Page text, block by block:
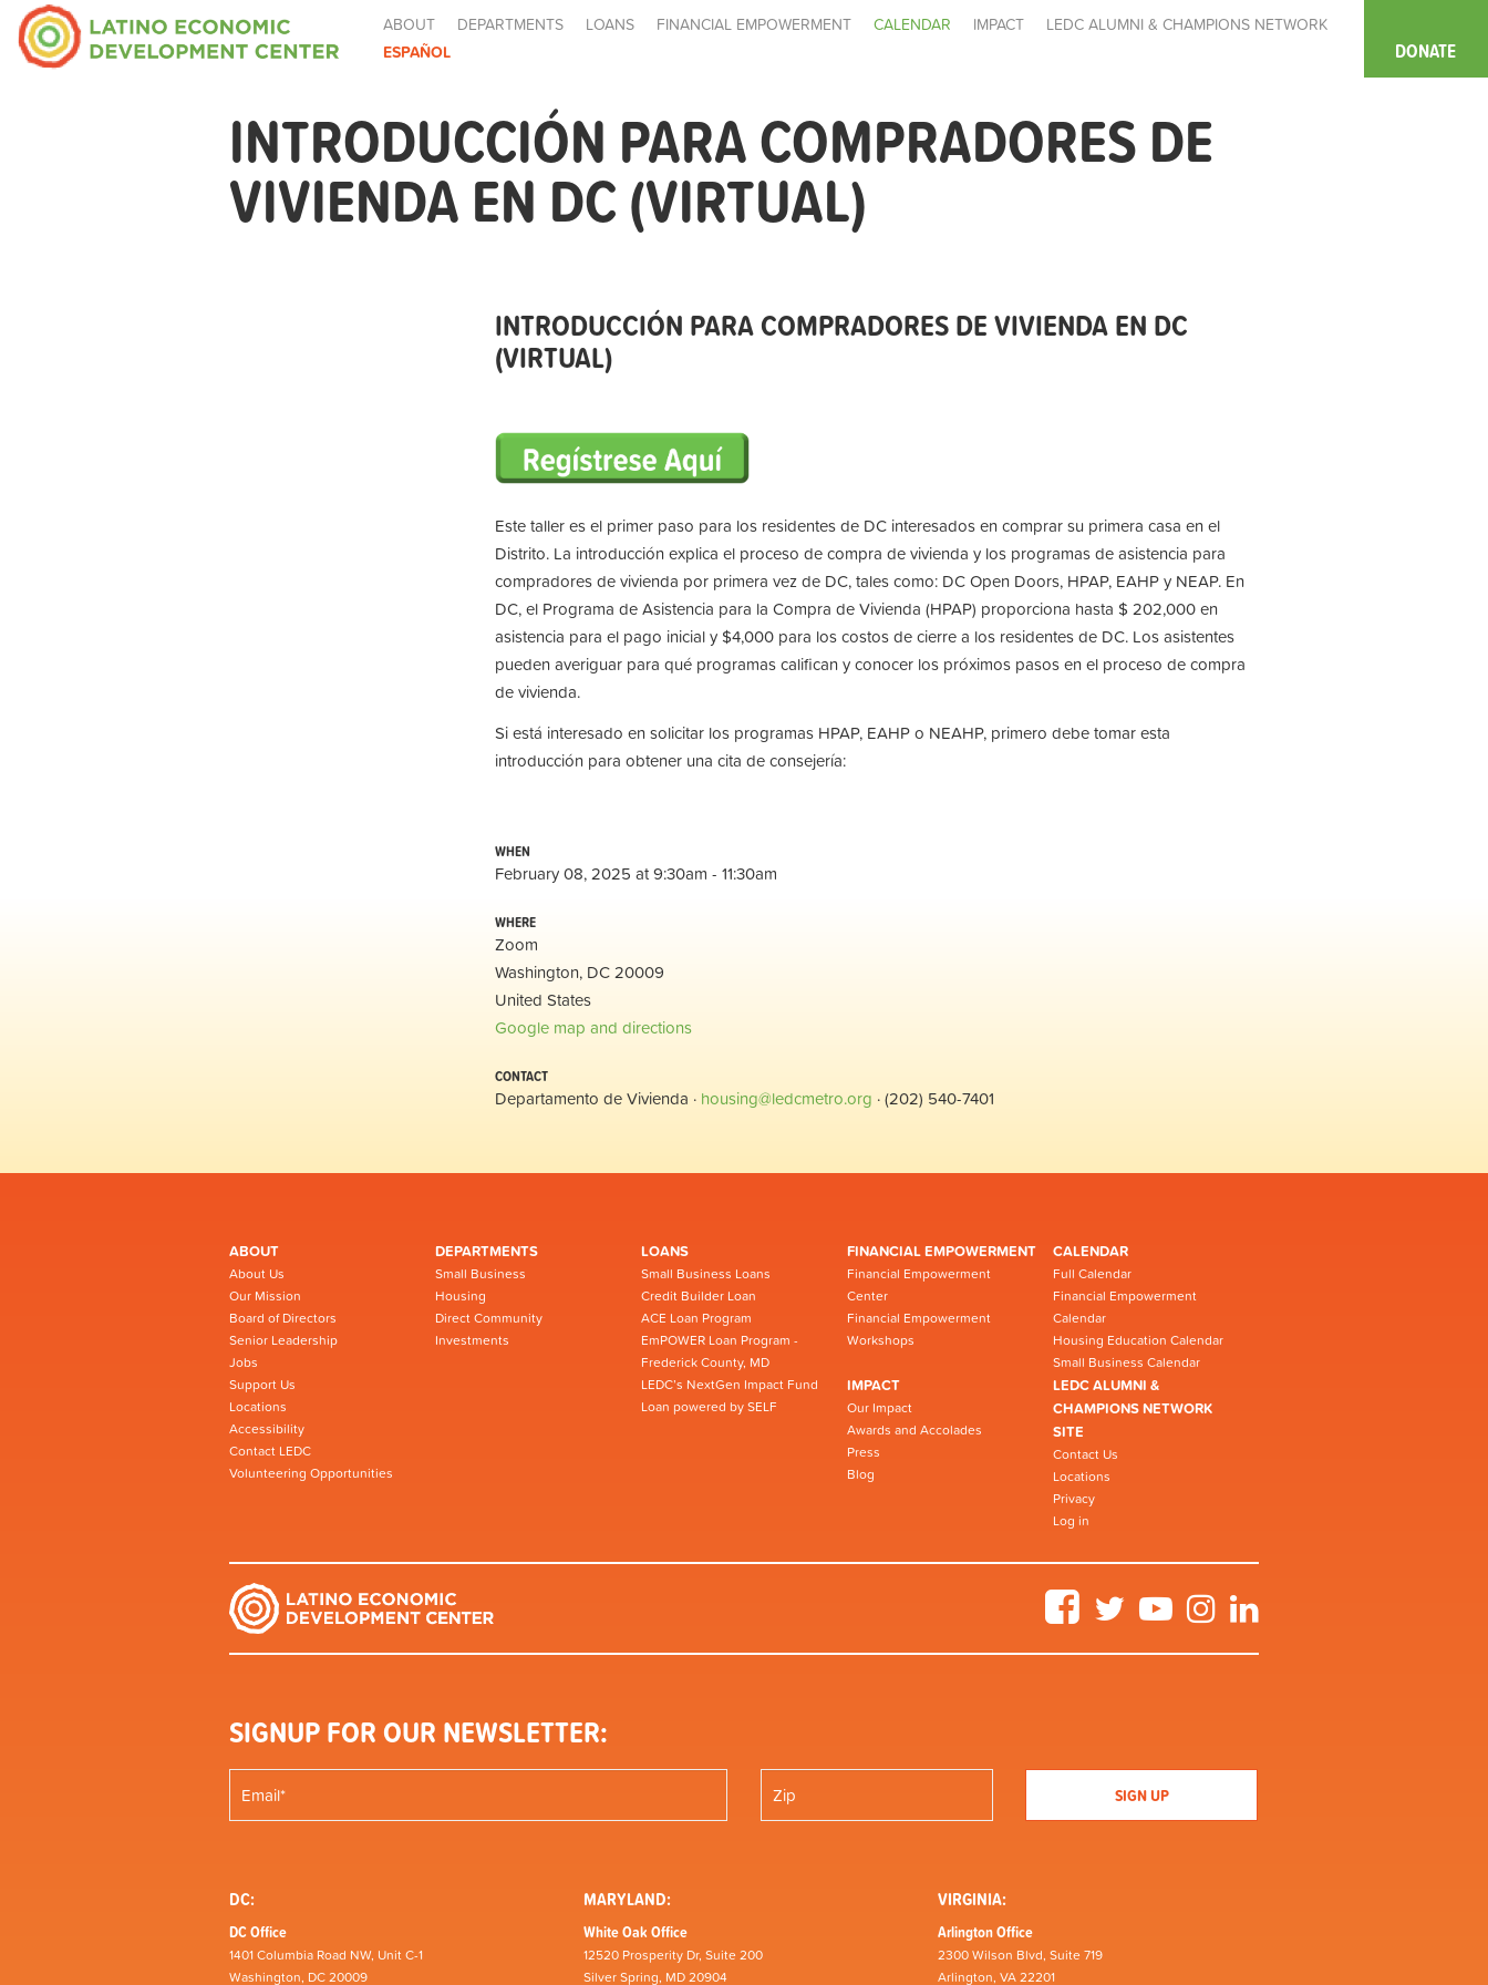
ABOUT DEPARTMENTS LOANS FINANCIAL EMPOWERMENT CALENDAR IMPACT
LEDC ALUMNI & CHAMPIONS NETWORK
ESPAÑOL
DONATE
INTRODUCCIÓN PARA COMPRADORES DE
VIVIENDA EN DC (VIRTUAL)
INTRODUCCIÓN PARA COMPRADORES DE VIVIENDA EN DC
(VIRTUAL)
Este taller es el primer paso para los residentes de DC interesados ​​en comprar su primera casa en el
Distrito. La introducción explica el proceso de compra de vivienda y los programas de asistencia para
compradores de vivienda por primera vez de DC, tales como: DC Open Doors, HPAP, EAHP y NEAP. En
DC, el Programa de Asistencia para la Compra de Vivienda (HPAP) proporciona hasta $ 202,000 en
asistencia para el pago inicial y $4,000 para los costos de cierre a los residentes de DC. Los asistentes
pueden averiguar para qué programas califican y conocer los próximos pasos en el proceso de compra
de vivienda.
Si está interesado en solicitar los programas HPAP, EAHP o NEAHP, primero debe tomar esta
introducción para obtener una cita de consejería:
WHEN
February 08, 2025 at 9:30am - 11:30am
WHERE
Zoom
Washington, DC 20009
United States
Google map and directions
CONTACT
Departamento de Vivienda · housing@ledcmetro.org · (202) 540-7401
ABOUT
About Us
Our Mission
Board of Directors
Senior Leadership
Jobs
Support Us
Locations
Accessibility
Contact LEDC
Volunteering Opportunities
DEPARTMENTS
Small Business
Housing
Direct Community
Investments
LOANS
Small Business Loans
Credit Builder Loan
ACE Loan Program
EmPOWER Loan Program -
Frederick County, MD
LEDC’s NextGen Impact Fund
Loan powered by SELF
FINANCIAL EMPOWERMENT
Financial Empowerment
Center
Financial Empowerment
Workshops
CALENDAR
Full Calendar
Financial Empowerment
Calendar
Housing Education Calendar
Small Business Calendar
IMPACT
Our Impact
Awards and Accolades
Press
Blog
LEDC ALUMNI &
CHAMPIONS NETWORK
SITE
Contact Us
Locations
Privacy
Log in
FacebookTwitter YouTubeInstagram
SIGNUP FOR OUR NEWSLETTER:
DC:
DC Office
1401 Columbia Road NW, Unit C-1
Washington, DC 20009
MARYLAND:
White Oak Office
12520 Prosperity Dr, Suite 200
Silver Spring, MD 20904
VIRGINIA:
Arlington Office
2300 Wilson Blvd, Suite 719
Arlington, VA 22201